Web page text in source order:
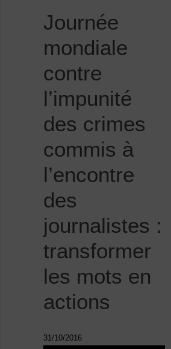
Journée
mondiale
contre
l’impunité
des crimes
commis à
l’encontre
des
journalistes :
transformer
les mots en
actions
31/10/2016